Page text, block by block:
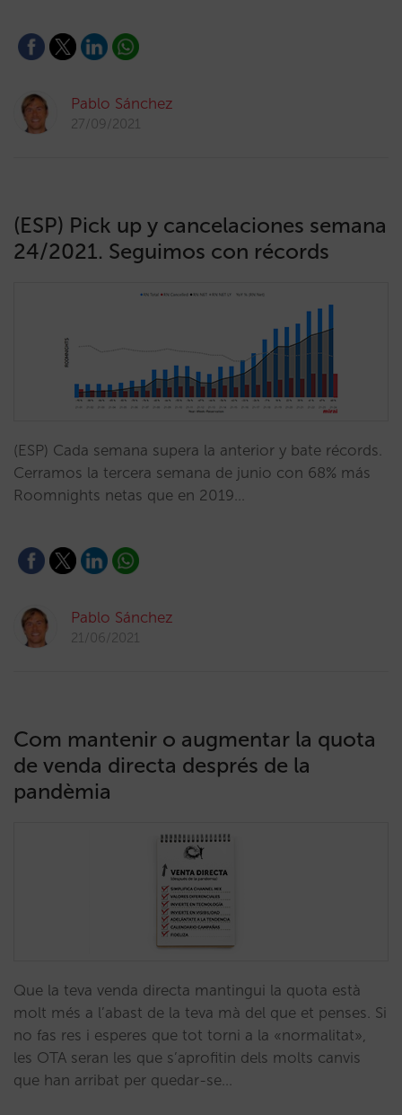
Pablo Sánchez
27/09/2021
(ESP) Pick up y cancelaciones semana
24/2021. Seguimos con récords
(ESP) Cada semana supera la anterior y bate récords.
Cerramos la tercera semana de junio con 68% más
Roomnights netas que en 2019…
Pablo Sánchez
21/06/2021
Com mantenir o augmentar la quota
de venda directa després de la
pandèmia
Que la teva venda directa mantingui la quota està
molt més a l’abast de la teva mà del que et penses. Si
no fas res i esperes que tot torni a la «normalitat»,
les OTA seran les que s’aprofitin dels molts canvis
que han arribat per quedar-se…